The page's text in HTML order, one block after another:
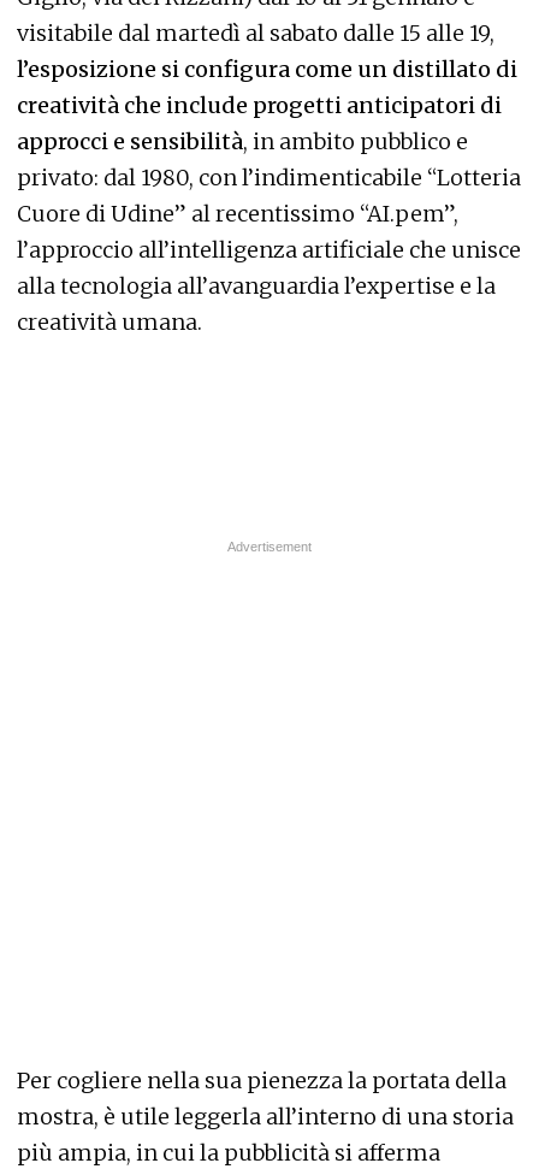
visitabile dal martedì al sabato dalle 15 alle 19,
l’esposizione si configura come un distillato di
creatività che include progetti anticipatori di
approcci e sensibilità, in ambito pubblico e
privato: dal 1980, con l’indimenticabile “Lotteria
Cuore di Udine” al recentissimo “AI.pem”,
l’approccio all’intelligenza artificiale che unisce
alla tecnologia all’avanguardia l’expertise e la
creatività umana.
Per cogliere nella sua pienezza la portata della
mostra, è utile leggerla all’interno di una storia
più ampia, in cui la pubblicità si afferma